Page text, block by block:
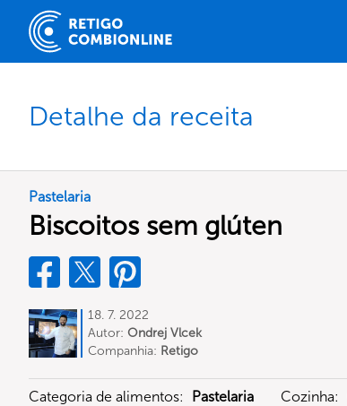
Detalhe da receita
Pastelaria
Biscoitos sem glúten
18. 7. 2022
Autor: Ondrej Vlcek
Companhia: Retigo
Categoria de alimentos: Pastelaria Cozinha: